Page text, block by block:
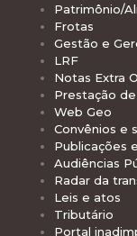
Patrimônio/
Frotas
Gestão e
LRF
Notas Extra
Prestação
Web Geo
Convênios e
Publicações
Audiências
Radar da
Leis e atos
Tributário
Portal